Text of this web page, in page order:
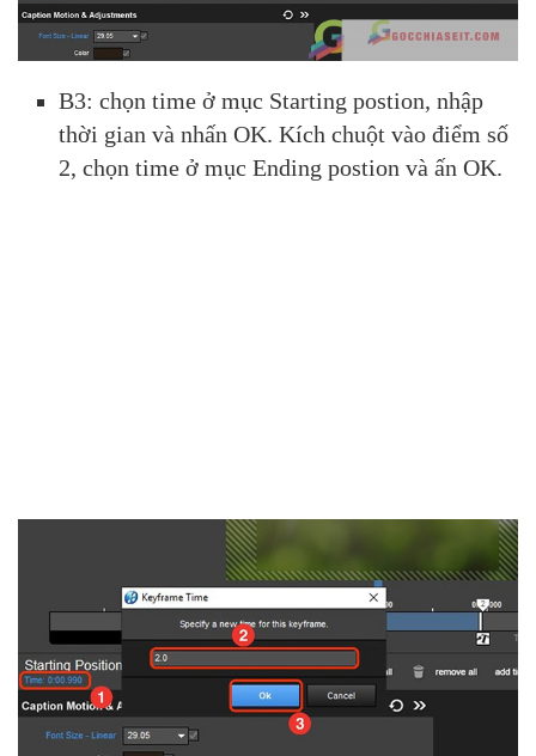
B3: chọn time ở mục Starting postion, nhập
thời gian và nhấn OK. Kích chuột vào điểm số
2, chọn time ở mục Ending postion và ấn OK.